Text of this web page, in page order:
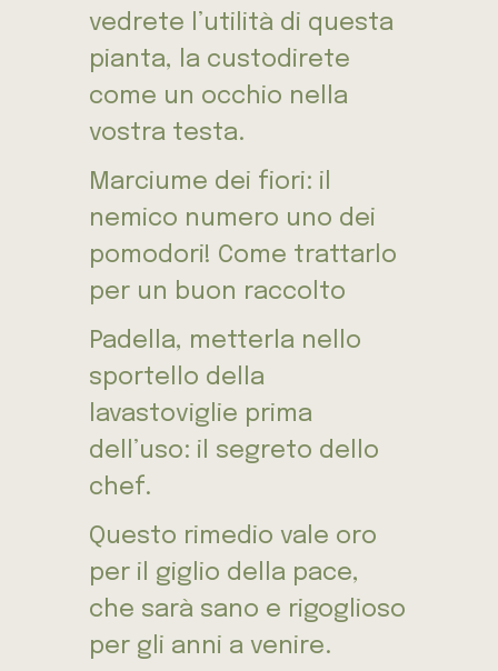
vedrete l’utilità di questa
pianta, la custodirete
come un occhio nella
vostra testa.
Marciume dei fiori: il
nemico numero uno dei
pomodori! Come trattarlo
per un buon raccolto
Padella, metterla nello
sportello della
lavastoviglie prima
dell’uso: il segreto dello
chef.
Questo rimedio vale oro
per il giglio della pace,
che sarà sano e rigoglioso
per gli anni a venire.